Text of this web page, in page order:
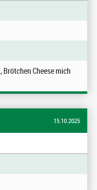
, Brötchen Cheese mich
15.10.2025